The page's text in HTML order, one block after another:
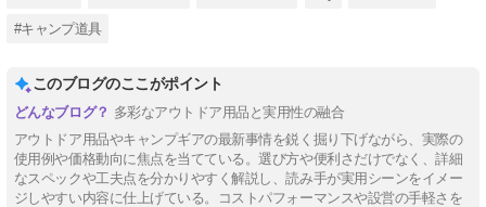
#キャンプ道具
このブログのここがポイント
多彩なアウトドア用品と実用性の融合
アウトドア用品やキャンプギアの最新事情を鋭く掘り下げながら、実際の
使用例や価格動向に焦点を当てている。選び方や便利さだけでなく、詳細
なスペックや工夫点を分かりやすく解説し、読み手が実用シーンをイメー
ジしやすい内容に仕上げている。コストパフォーマンスや設営の手軽さを